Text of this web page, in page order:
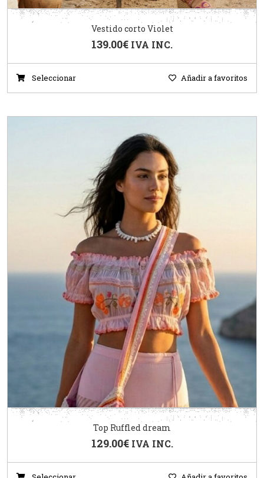
Vestido corto Violet
139.00€ IVA INC.
Seleccionar Añadir a favoritos
Top Ruffled dream
129.00€ IVA INC.